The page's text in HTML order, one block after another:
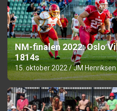
NM-finalen 2022: Oslo
1814s
15. oktober 2022 JM Henriksen